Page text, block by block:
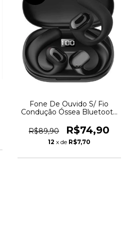
Fone De Ouvido S/ Fio
Condução Óssea Bluetooth
R$89,90
R$74,90
12 x de R$7,70